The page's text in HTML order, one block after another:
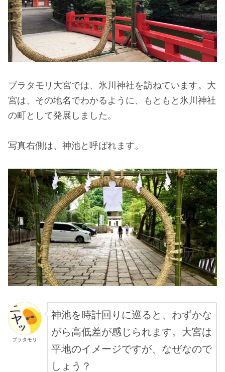
ブラタモリ大宮では、氷川神社を訪ねています。大
宮は、その地名でわかるように、もともと氷川神社
の町として発展しました。
写真右側は、神池と呼ばれます。
ブラタモリ
神池を時計回りに巡ると、わずかな
がら高低差が感じられます。大宮は
平地のイメージですが、なぜなので
しょう？